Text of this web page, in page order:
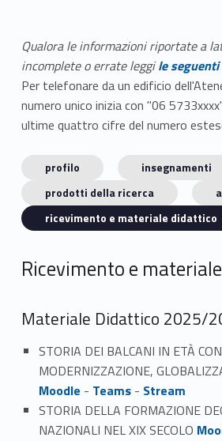
Qualora le informazioni riportate a
incomplete o errate leggile
Per telefonare da un edificio
numero unico inizia con "06
ultime quattro cifre del numero
profilo
insegnamenti
prodotti della ricerca
ricevimento e materiale didattico
Ricevimento e
Materiale Didattico 2025/
STORIA DEI BALCANI IN ETÀ
MODERNIZZAZIONE,
Moodle - Teams- Stream
STORIA DELLA FORMAZIONE
NAZIONALI NEL XIX SECOLO